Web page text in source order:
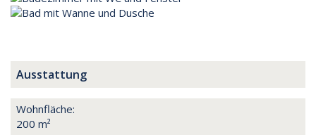
Ausstattung
Wohnfläche:
200 m²